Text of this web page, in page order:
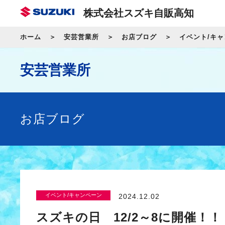
株式会社スズキ自販高知
ホーム 安芸営業所 お店ブログ イベント/キ
安芸営業所
お店ブログ
イベント/キャンペーン 2024.12.02
スズキの日 12/2～8に開催！！